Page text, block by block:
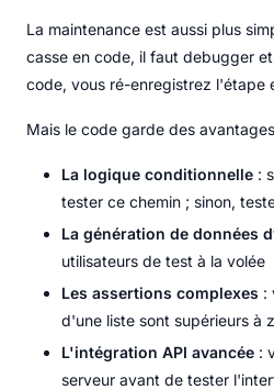
La maintenance est aussi plus
casse en code, il faut debugger
code, vous ré-enregistrez l'étape
Mais le code garde des
La logique conditionnelle :
tester ce chemin ; sinon,
La génération de données
utilisateurs de test à la volée
Les assertions complexes :
d'une liste sont supérieurs à
L'intégration API avancée :
serveur avant de tester